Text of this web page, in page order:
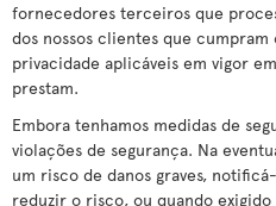
fornecedores terceiros que
dos nossos clientes que
privacidade aplicáveis em vigor
prestam.
Embora tenhamos medidas de
violações de segurança. Na
um risco de danos graves,
reduzir o risco, ou quando